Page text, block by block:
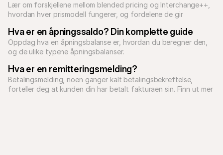
Lær om forskjellene mellom blended pricing og Interchange++,
hvordan hver prismodell fungerer, og fordelene de gir
Hva er en åpningssaldo? Din komplette guide
Oppdag hva en åpningsbalanse er, hvordan du beregner den,
og de ulike typene åpningsbalanser.
Hva er en remitteringsmelding?
Betalingsmelding, noen ganger kalt betalingsbekreftelse,
forteller deg at kunden din har betalt fakturaen sin. Finn ut mer